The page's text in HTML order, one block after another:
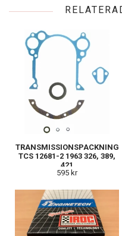
TRANSMISSIONSPACKNING
TCS 12681-2 1963 326, 389,
421
595 kr